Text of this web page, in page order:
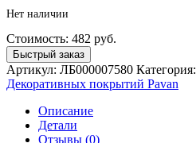
Нет наличии
Стоимость: 482 руб.
Быстрый заказ
Артикул: ЛБ000007580 Категория:
Декоративных покрытий Pavan
Описание
Детали
Отзывы (0)